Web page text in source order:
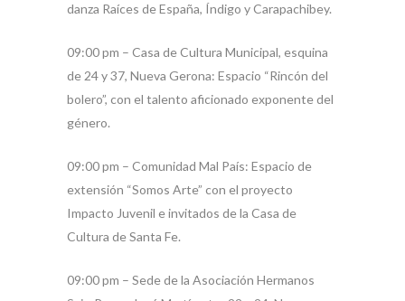
danza Raíces de España, Índigo y Carapachibey.
09:00 pm – Casa de Cultura Municipal, esquina
de 24 y 37, Nueva Gerona: Espacio “Rincón del
bolero”, con el talento aficionado exponente del
género.
09:00 pm – Comunidad Mal País: Espacio de
extensión “Somos Arte” con el proyecto
Impacto Juvenil e invitados de la Casa de
Cultura de Santa Fe.
09:00 pm – Sede de la Asociación Hermanos